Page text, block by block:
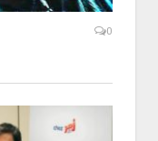
0